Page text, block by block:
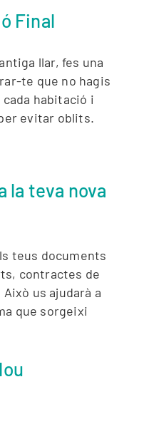
Final
llar, fes una
te que no hagis
habitació i
evitar oblits.
la teva nova
teus documents
contractes de
us ajudarà a
que sorgeixi